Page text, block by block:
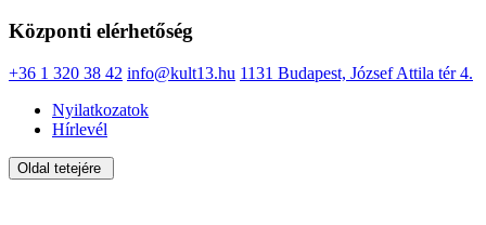
Központi elérhetőség
+36 1 320 38 42 info@kult13.hu 1131 Budapest, József Attila tér 4.
Nyilatkozatok
Hírlevél
Oldal tetejére